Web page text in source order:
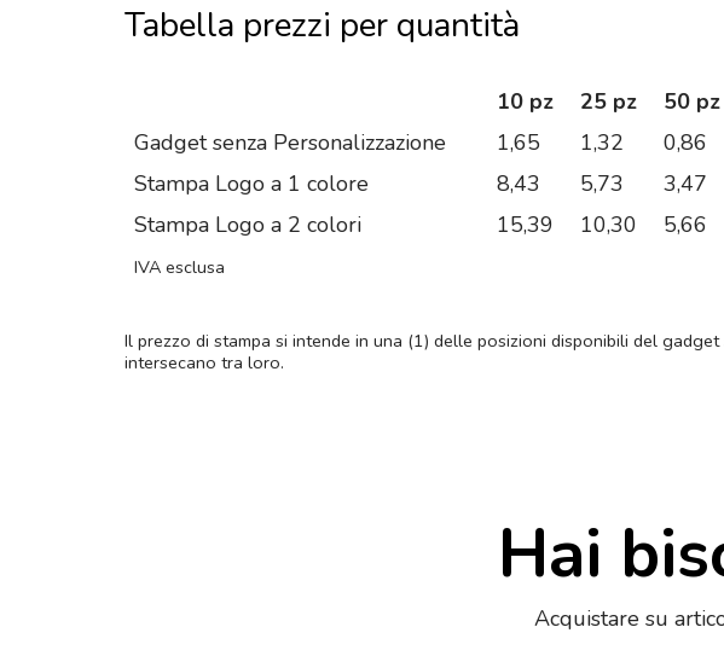
Tabella prezzi per quantità
10 pz 25 pz 50 pz
Gadget senza Personalizzazione
1,65 1,32 0,86
Stampa Logo a 1 colore
8,43 5,73 3,47
Stampa Logo a 2 colori
15,39 10,30 5,66
IVA esclusa
Il prezzo di stampa si intende in una (1) delle posizioni disponibili del
intersecano tra loro.
Hai
Acquistare su